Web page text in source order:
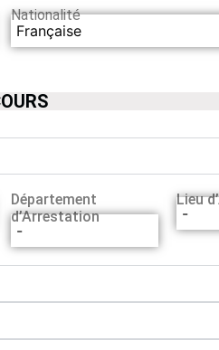
Nationalité
Française
Département
d’Arrestation
-
Lieu
-